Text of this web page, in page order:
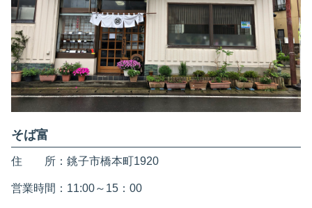
そば富
住 所：銚子市橋本町1920
営業時間：11:00～15：00